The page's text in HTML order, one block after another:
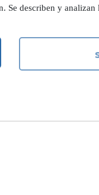
Se describen y